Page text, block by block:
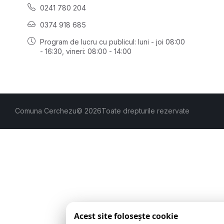
0241 780 204
0374 918 685
Program de lucru cu publicul: luni - joi 08:00
- 16:30 , vineri: 08:00 - 14:00
Comuna Cerchezu© 2026Toate drepturile rezervate
Acest site folosește cookie